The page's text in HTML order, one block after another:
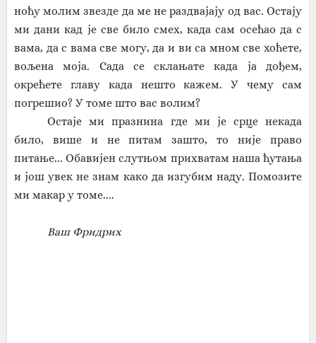
ноћу молим звезде да ме не раздвајају од вас. Остају
ми дани кад је све било смех, када сам осећао да с
вама, да с вама све могу, да и ви са мном све хоћете,
вољена моја. Сада се склањате када ја дођем,
окрећете главу када нешто кажем. У чему сам
погрешио? У томе што вас волим?
Остаје ми празнина где ми је срце некада
било, више и не питам зашто, то није право
питање...Обавијен слутњом прихватам наша ћутања
и још увек не знам како да изгубим наду. Помозите
ми макар у томе....
Ваш Фридрих